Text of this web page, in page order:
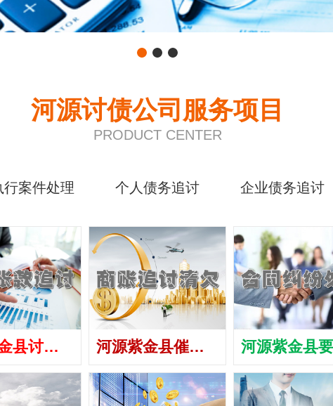
河源讨债公司服务项目
PRODUCT CENTER
行案件处理 个人债务追讨 企业债务追讨
河源紫金县讨债公司 河源紫金县催债公司